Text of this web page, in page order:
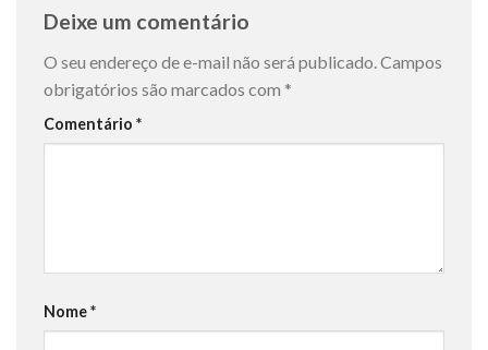
Deixe um comentário
O seu endereço de e-mail não será publicado.Campos
obrigatórios são marcados com *
Comentário *
Nome*